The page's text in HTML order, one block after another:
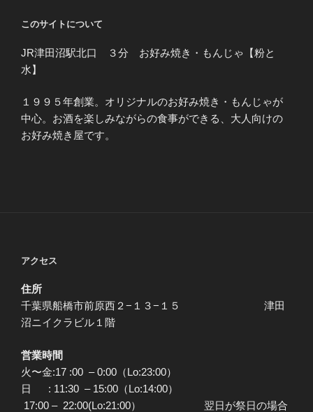
このサイトについて
JR津田沼駅北口 ３分 お好み焼き・もんじゃ【粉と
水】
１９９５年創業。オリジナルのお好み焼き・もんじゃが
中心。お酒を楽しみながらの食事ができる、大人向けの
お好み焼き屋です。
アクセス
住所
千葉県船橋市前原西２−１３−１５ 津田
沼ニイクラビル１階
営業時間
火〜金:17 :00 – 0:00（Lo:23:00）
日 : 11:30 – 15:00（Lo:14:00）
17:00 – 22:00(Lo:21:00） 翌日が祭日の場合